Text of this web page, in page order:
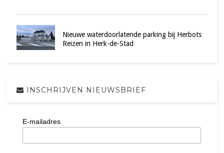
Nieuwe waterdoorlatende parking bij Herbots
Reizen in Herk-de-Stad
INSCHRIJVEN NIEUWSBRIEF
E-mailadres